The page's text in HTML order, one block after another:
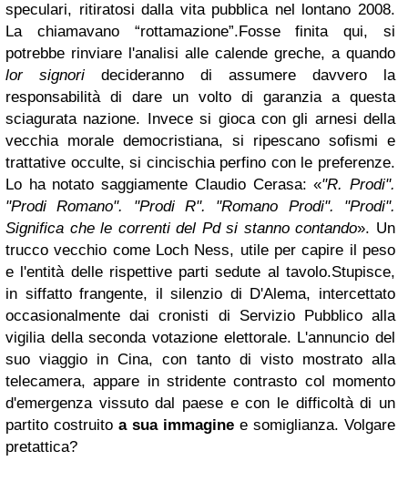
speculari, ritiratosi dalla vita pubblica nel lontano 2008.
La chiamavano “rottamazione”. Fosse finita qui, si
potrebbe rinviare l'analisi alle calende greche, a quando
lor signori decideranno di assumere davvero la
responsabilità di dare un volto di garanzia a questa
sciagurata nazione. Invece si gioca con gli arnesi della
vecchia morale democristiana, si ripescano sofismi e
trattative occulte, si cincischia perfino con le preferenze.
Lo ha notato saggiamente Claudio Cerasa: «"R. Prodi".
"Prodi Romano". "Prodi R". "Romano Prodi". "Prodi".
Significa che le correnti del Pd si stanno contando». Un
trucco vecchio come Loch Ness, utile per capire il peso
e l'entità delle rispettive parti sedute al tavolo.Stupisce,
in siffatto frangente, il silenzio di D'Alema, intercettato
occasionalmente dai cronisti di Servizio Pubblico alla
vigilia della seconda votazione elettorale. L'annuncio del
suo viaggio in Cina, con tanto di visto mostrato alla
telecamera, appare in stridente contrasto col momento
d'emergenza vissuto dal paese e con le difficoltà di un
partito costruito a sua immagine e somiglianza. Volgare
pretattica?